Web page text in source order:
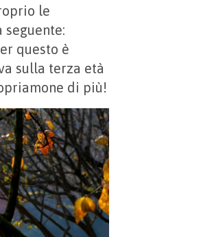
le
seguente:
questo è
sulla terza età
di più!